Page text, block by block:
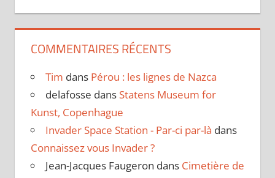
COMMENTAIRES RÉCENTS
Tim dans Pérou : les lignes de Nazca
delafosse dans Statens Museum for
Kunst, Copenhague
Invader Space Station - Par-ci par-là dans
Connaissez vous Invader ?
Jean-Jacques Faugeron dans Cimetière de